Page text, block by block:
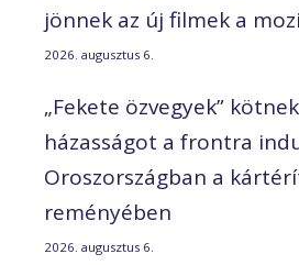
jönnek az új filmek a
2026. augusztus 6.
„Fekete özvegyek”
házasságot a frontra
Oroszországban a
reményében
2026. augusztus 6.